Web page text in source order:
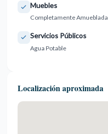
Muebles
Completamente Amueblada
Servicios Públicos
Agua Potable
Localización aproximada